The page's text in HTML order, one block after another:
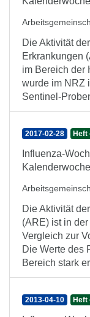
Die Aktivität
Erkrankungen
im Bereich der
wurde im NRZ
Sentinel-
2017-02-28 Heft
Influenza-
Die Aktivität
(ARE) ist in
Vergleich zur
Die Werte des
Bereich stark
2013-04-10 Heft